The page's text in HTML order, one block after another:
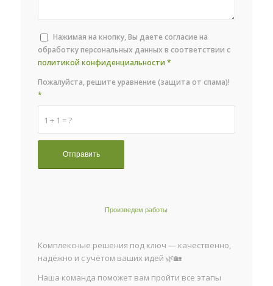
Нажимая на кнопку, Вы даете согласие на
обработку персональных данных в соответствии с
политикой конфиденциальности *
1 + 1 = ?
Пожалуйста, решите уравнение (защита от спама)!
*
Произведем работы
Комплексные решения под ключ — качественно,
надёжно и с учётом ваших идей 🌿🏡
Наша команда поможет вам пройти все этапы